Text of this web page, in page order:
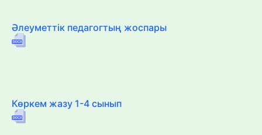
Әлеуметтік педагогтың жоспары
Көркем жазу 1-4 сынып